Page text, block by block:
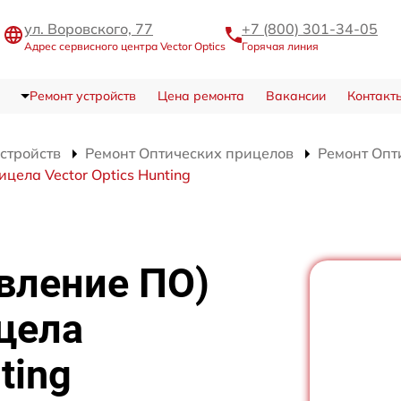
ул. Воровского, 77
Адрес сервисного центра Vector Optics
+7 (800) 301-34-05
Горячая линия
Ремонт устройств Цена ремонта Вакансии
Ремонт Оптических прицелов
Ремонт
Vector Optics Hunting
ПО)